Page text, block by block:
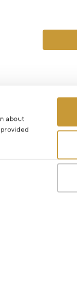
about